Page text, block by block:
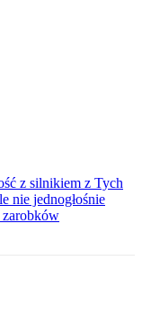
z silnikiem z Tych
nie jednogłośnie